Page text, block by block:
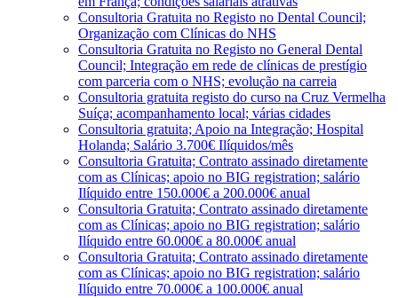
Consultoria Gratuita no Registo no Dental Council;
Organização com Clínicas do NHS
Consultoria Gratuita no Registo no General Dental
Council; Integração em rede de clínicas de prestígio
com parceria com o NHS; evolução na carreia
Consultoria gratuita registo do curso na Cruz Vermelha
Suíça; acompanhamento local; várias cidades
Consultoria gratuita; Apoio na Integração; Hospital
Holanda; Salário 3.700€ Ilíquidos/mês
Consultoria Gratuita; Contrato assinado diretamente
com as Clínicas; apoio no BIG registration; salário
Ilíquido entre 150.000€ a 200.000€ anual
Consultoria Gratuita; Contrato assinado diretamente
com as Clínicas; apoio no BIG registration; salário
Ilíquido entre 60.000€ a 80.000€ anual
Consultoria Gratuita; Contrato assinado diretamente
com as Clínicas; apoio no BIG registration; salário
Ilíquido entre 70.000€ a 100.000€ anual